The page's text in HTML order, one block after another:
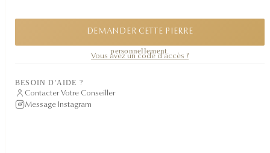
DEMANDER CETTE PIERRE
personnellement.
Vous avez un code d'accès ?
BESOIN D'AIDE ?
Contacter Votre Conseiller
Message Instagram